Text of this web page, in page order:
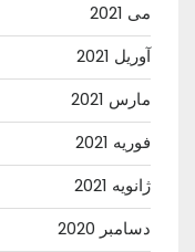
می 2021
آوریل 2021
مارس 2021
فوریه 2021
ژانویه 2021
دسامبر 2020